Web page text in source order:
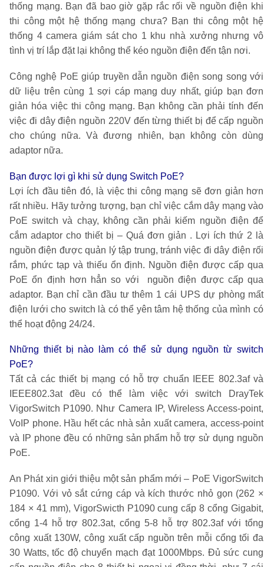
thống mạng. Bạn đã bao giờ gặp rắc rối về nguồn điện khi
thi công một hệ thống mạng chưa? Bạn thi công một hệ
thống 4 camera giám sát cho 1 khu nhà xưởng nhưng vô
tình vị trí lắp đặt lại không thể kéo nguồn điện đến tận nơi.
Công nghệ PoE giúp truyền dẫn nguồn điện song song với
dữ liệu trên cùng 1 sợi cáp mạng duy nhất, giúp bạn đơn
giản hóa việc thi công mạng. Bạn không cần phải tính đến
việc đi dây điện nguồn 220V đến từng thiết bị để cấp nguồn
cho chúng nữa. Và đương nhiên, bạn không còn dùng
adaptor nữa.
Bạn được lợi gì khi sử dụng Switch PoE?
Lợi ích đầu tiên đó, là việc thi công mạng sẽ đơn giản hơn
rất nhiều. Hãy tưởng tượng, bạn chỉ việc cắm dây mạng vào
PoE switch và chạy, không cần phải kiếm nguồn điện để
cắm adaptor cho thiết bị – Quá đơn giản . Lợi ích thứ 2 là
nguồn điện được quản lý tập trung, tránh việc đi dây điện rối
rắm, phức tạp và thiếu ổn định. Nguồn điện được cấp qua
PoE ổn định hơn hẳn so với nguồn điện được cấp qua
adaptor. Bạn chỉ cần đầu tư thêm 1 cái UPS dự phòng mất
điện lưới cho switch là có thể yên tâm hệ thống của mình có
thể hoạt động 24/24.
Những thiết bị nào làm có thể sử dụng nguồn từ switch
PoE?
Tất cả các thiết bị mạng có hỗ trợ chuẩn IEEE 802.3af và
IEEE802.3at đều có thể làm việc với switch
DrayTek
VigorSwitch P1090. Như Camera IP, Wireless Access-point,
VoIP phone. Hầu hết các nhà sản xuất camera, access-point
và IP phone đều có những sản phẩm hỗ trợ sử dụng nguồn
PoE.
An Phát xin giới thiệu một sản phẩm mới – PoE VigorSwitch
P1090. Với vỏ sắt cứng cáp và kích thước nhỏ gọn (262 ×
184 × 41 mm), VigorSwicth P1090cung cấp 8 cổng Gigabit,
cổng 1-4 hỗ trợ 802.3at, cổng 5-8 hỗ trợ 802.3af với tổng
công xuất 130W, công xuất cấp nguồn trên mỗi cổng tối đa
30 Watts, tốc độ chuyển mạch đạt 1000Mbps. Đủ sức cung